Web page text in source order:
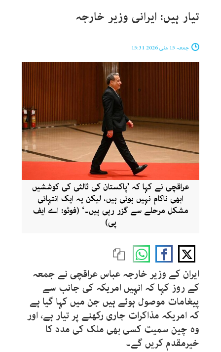
تیار ہیں: ایرانی وزیر خارجہ
جمعہ 15 مئی 2026 15:31
عراقچی نے کہا کہ ’پاکستان کی ثالثی کی کوششیں
ابھی ناکام نہیں ہوئی ہیں، لیکن یہ ایک انتہائی
مشکل مرحلے سے گزر رہی ہیں۔‘ (فوٹو: اے ایف
پی)
ایران کے وزیر خارجہ عباس عراقچی نے جمعہ
کے روز کہا کہ انہیں امریکہ کی جانب سے
پیغامات موصول ہوئے ہیں جن میں کہا گیا ہے
کہ امریکہ مذاکرات جاری رکھنے پر تیار ہے، اور
وہ چین سمیت کسی بھی ملک کی مدد کا
خیرمقدم کریں گے۔